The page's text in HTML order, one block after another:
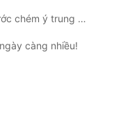
Chương 89: Lên bờ đệ nhất kiếm, trước chém ý trung nhân!
càng nhiều!